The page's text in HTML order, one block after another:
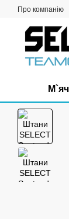
Перейти до
Про компанію